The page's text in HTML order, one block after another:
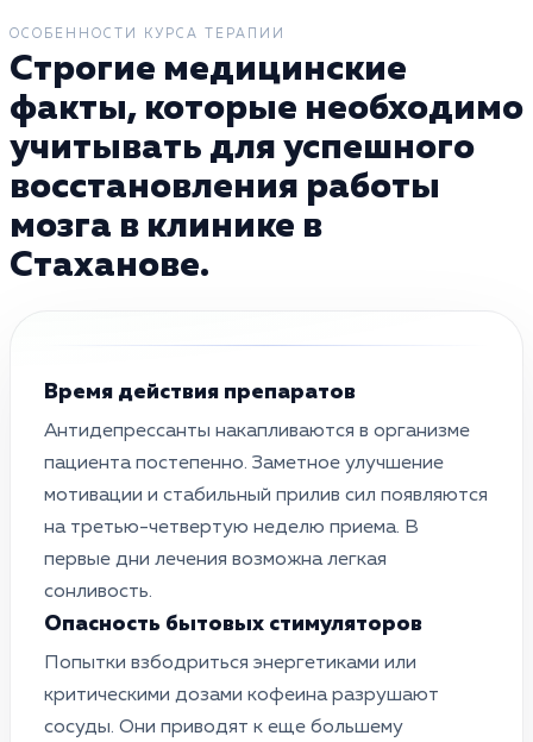
ОСОБЕННОСТИ КУРСА ТЕРАПИИ
Строгие медицинские
факты, которые необходимо
учитывать для успешного
восстановления работы
мозга в клинике в
Стаханове.
Время действия препаратов
Антидепрессанты накапливаются в организме
пациента постепенно. Заметное улучшение
мотивации и стабильный прилив сил появляются
на третью-четвертую неделю приема. В
первые дни лечения возможна легкая
сонливость.
Опасность бытовых стимуляторов
Попытки взбодриться энергетиками или
критическими дозами кофеина разрушают
сосуды. Они приводят к еще большему